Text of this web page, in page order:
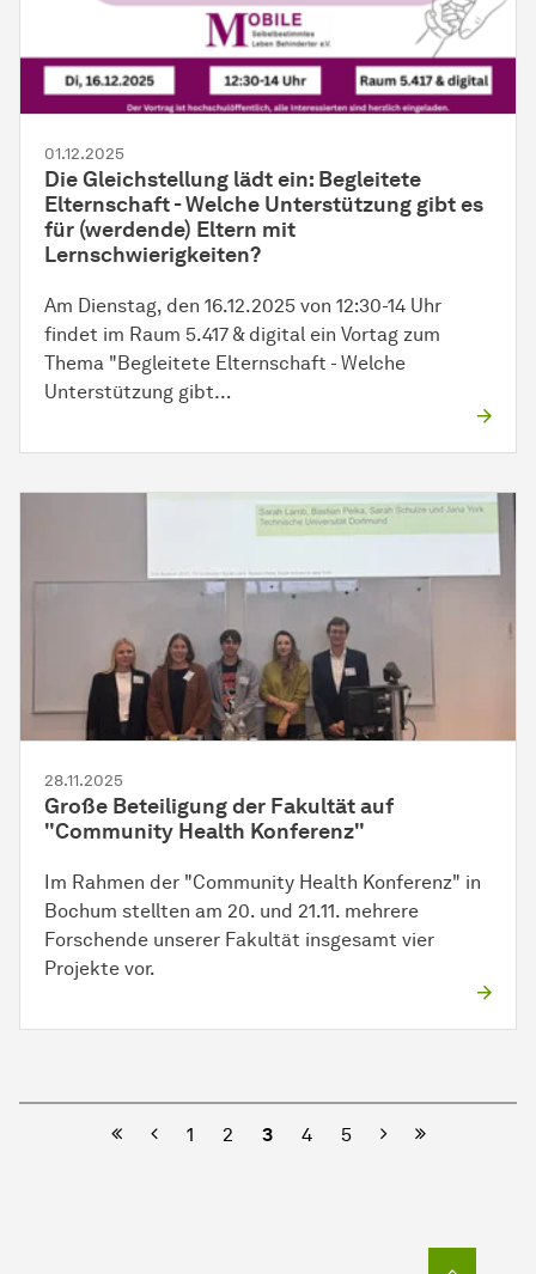
01.12.2025
Die Gleichstellung lädt ein: Begleitete
Elternschaft - Welche Unterstützung gibt es
für (werdende) Eltern mit
Lernschwierigkeiten?
Am Dienstag, den 16.12.2025 von 12:30-14 Uhr
findet im Raum 5.417 & digital ein Vortag zum
Thema "Begleitete Elternschaft - Welche
Unterstützung gibt…
28.11.2025
Große Beteiligung der Fakultätauf
"Community Health Konferenz"
Im Rahmen der "Community Health Konferenz" in
Bochum stellten am 20. und 21.11. mehrere
Forschende unserer Fakultät insgesamt vier
Projekte vor.
Vorherige
1 2 3 4 5 Nächste